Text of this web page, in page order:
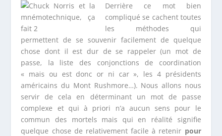
Derrière ce mot bien
compliqué se cachent toutes
les méthodes qui
permettent de se souvenir facilement de quelque
chose dont il est dur de se rappeler (un mot de
passe, la liste des conjonctions de coordination
« mais ou est donc or ni car », les 4 présidents
américains du Mont Rushmore…). Nous allons nous
servir de cela en déterminant un mot de passe
complexe et qui à priori n’a aucun sens pour le
commun des mortels mais qui en réalité signifie
quelque chose de relativement facile à retenir pour